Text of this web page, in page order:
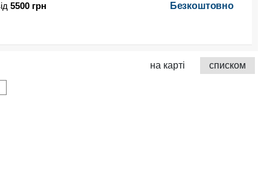
5500 грн Безкоштовно
на карті списком